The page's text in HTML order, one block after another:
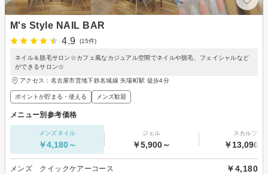
M's Style NAIL BAR
4.9
(15件)
ネイル＆脱毛サロン☆カフェ風なカジュアル空間でネイルや脱毛、フェイシャルなど
ができるサロン☆
アクセス：名古屋市営地下鉄名城線 矢場町駅 徒歩4分
ポイントが貯まる・使える メンズ歓迎
メニュー別参考価格
メンズネイル
￥4,180～
ジェル
￥5,900～
スカルプ
￥13,090～
メンズ クイックケアーコース ￥4,180